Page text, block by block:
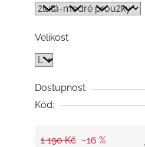
z
hvězdiček.
Velikost
Dostupnost
Kód:
1 190 Kč –16 %